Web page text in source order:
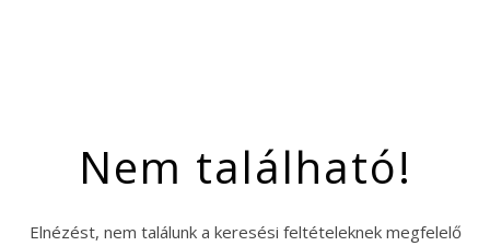
Nem található!
Elnézést, nem találunk a keresési feltételeknek megfelelő